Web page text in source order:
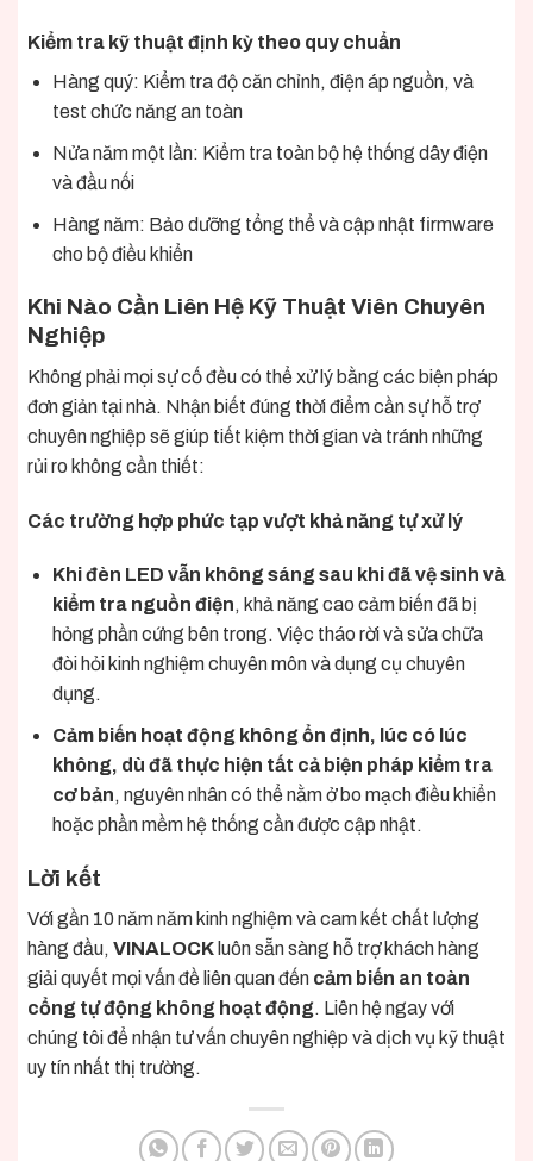
Kiểm tra kỹ thuật định kỳ theo quy chuẩn
Hàng quý: Kiểm tra độ căn chỉnh, điện áp nguồn, và
test chức năng an toàn
Nửa năm một lần: Kiểm tra toàn bộ hệ thống dây điện
và đầu nối
Hàng năm: Bảo dưỡng tổng thể và cập nhật firmware
cho bộ điều khiển
Khi Nào Cần Liên Hệ Kỹ Thuật Viên Chuyên
Nghiệp
Không phải mọi sự cố đều có thể xử lý bằng các biện pháp
đơn giản tại nhà. Nhận biết đúng thời điểm cần sự hỗ trợ
chuyên nghiệp sẽ giúp tiết kiệm thời gian và tránh những
rủi ro không cần thiết:
Các trường hợp phức tạp vượt khả năng tự xử lý
Khi đèn LED vẫn không sáng sau khi đã vệ sinh và
kiểm tra nguồn điện, khả năng cao cảm biến đã bị
hỏng phần cứng bên trong. Việc tháo rời và sửa chữa
đòi hỏi kinh nghiệm chuyên môn và dụng cụ chuyên
dụng.
Cảm biến hoạt động không ổn định, lúc có lúc
không, dù đã thực hiện tất cả biện pháp kiểm tra
cơ bản, nguyên nhân có thể nằm ở bo mạch điều khiển
hoặc phần mềm hệ thống cần được cập nhật.
Lời kết
Với gần 10 năm năm kinh nghiệm và cam kết chất lượng
hàng đầu, VINALOCK luôn sẵn sàng hỗ trợ khách hàng
giải quyết mọi vấn đề liên quan đến cảm biến an toàn
cổng tự động không hoạt động. Liên hệ ngay với
chúng tôi để nhận tư vấn chuyên nghiệp và dịch vụ kỹ thuật
uy tín nhất thị trường.